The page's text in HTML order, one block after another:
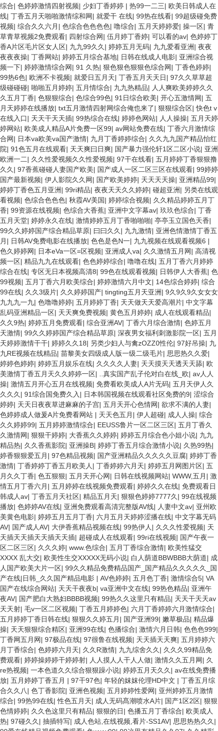
综合| 色婷婷激情四射视频| 少妇丁香婷婷 | 热99一二三| 欧美日韩成人在
线| 丁香五月天啪啪激情综和网| 就爱干 在线| 99热在线看| 99超级碰免费
视频| 综合久久六月 | 色综合色色色色| 噜综合| 五月天婷婷爱| 操一区| 青
草青草视频2免费观看| 四射综合网| 伍月婷丁香婷| 可以看的av| 色婷婷丁
香A片区毛片区女人区| 九九99久久 | 婷婷五月无码| 九九爱看亚洲| 夜夜
夜夜夜操| 丁香网站| 婷婷五月综合基地| 日韩在线成人电影| 亚洲综合视
频一下| 婷婷激情综合网| 91 久热| 狠色狠色狠狠色综合网| 丁香色婷婷|
99热6色| 欧洲不卡视频| 就爱日五月天| 丁香五月天天日| 97久久草草超
级碰碰碰| 啪啪五月婷婷| 五月情综合| 九九热精品| 人人爽欧美婷婷久久
久五月丁香| 色狠狠综合| 色综合99色| 91日综合欧美| 开心五激情网| 五
月天婷婷在线播放| txt五月激情四射网综合俺也来了| 狠狠综合区|快色t v
在线入口| 天天干天天插| 99热综合在线| 婷婷色网站| 人人操操| 五月天婷
婷网站| 欧美成人精品A片免费一区99| av网站免费在线| 丁香六月激情综
合网| 日本va欧美va国产激情| 九月丁香婷婷综合| 久久九九国产精品怡红
院| 91色五月在线观看| 天天爽曰日爽| 国产暴力强伦轩1区二区小说| 亚洲
欧洲一二| 久久性爱视频久久性爱视频| 97干在线看| 五月婷婷丁香狠狠撸
久久 | 97香蕉碰碰人妻国产欧美| 国产成人一区二区三区在线观看| 99婷婷
国产最新视频| 伊人影院久久网| 国产欧美婷婷| 天天天天操| 亚洲精品99|
婷婷丁香色五月亚洲| 99ri精品| 夜夜天天久久婷婷| 碰超亚洲| 另类在线观
看视频| 色综合色色色| 秋霞AV美国| 婷婷综合视频| 久久精品婷婷五月丁
香| 99资源在线视频| 色综合大香蕉| 亚洲中文字幕av| 玖玖色综合| 丁香
五月天堂| 婷婷永久在线| 激情婷婷五月丁香啪啪啪| 亭亭玉立国色天香|
99久久婷婷国产综合精品草原| 曰曰久久 | 九九激情| 亚洲色情激情丁香五
月 | 日韩AV免费电影在线播放| 色色是色N一| 九九视频在线观看视频6 |
色久婷婷网| 日本eVa一区=区视频| 亚洲成人va| 久久激情五月网| 高清视
频一区| 精品九九在线观看| 色色婷婷综合| 噜噜在线| 五月丁香六月婷婷
综合在线| 专区无日本视频高清8| 99色在线观看视频| 日韩伊人大香蕉| 色
99视频| 五月丁香六月欧美综合| 婷婷激情六月中文| 14色综合婷婷| 综合
99在线| 久久3级片| 久久婷婷国产| tingting五月天亚洲| 9久9久9久女女女
九九九一九| 色噜噜婷婷| 五月婷婷丁香| 天天做天天爱高潮片| 中文字幕
乱码亚洲精品一区| 天天爽免费视频| 黄色五月婷婷| 成人在线观看精品|
久久9热| 婷婷五月免费观看| 综合亚洲AV| 丁香六月综合激情| 色婷五月
天激情| 99久久婷婷国产综合精品草原| 深夜男女福利刺激影院一区| 五月
天婷婷激情干干| 婷婷久久18| 另类少妇人与禽zOZZ0性伦| 97好吊操| 九
九RE视频在线精品| 苗黎美女四级成人版一级二级毛片| 思思热久久爱|
婷婷色婷婷| 婷婷五月娱乐在线| 久久久久人妻| 天天摸天天透天天舔| 欧
美激情丁香五月天久久婷婷一区| ..真实国产乱子伦对白在线_欧| av人人
操| 激情五月开心五月在线视频| 免费看欧美成人A片无码| 五月天伊人久
久久久 | 91综合国免费久入 | 日本韩国视频在线观看社区免费的9| 涩综合
婷婷| 天天日夜夜草进麻麻的子宫| 五月天开心色情网| 欲求不满的人妻|
色婷婷成人做爰A片免费看网站 | 天天色五月 | 伊人超碰| 成人人操| 综合
久久婷婷99| 五月婷婷激情综合| EEUSS鲁片一区二区三区| 五月丁香久
久激情网| 狠狠干婷婷| 大香蕉久久婷婷| 婷婷五月综合色小姐小说| 九九
精品热| 久久香蕉影院| 亚洲操B| 婷婷丁香五月综合激情小说| 久热99热|
婷香狠狠爱五月 | 97色精品视频| 国产亚洲精品久久久久久豆腐| 婷婷丁香
激情| 丁香婷婷丁香五月欧美人 | 丁香婷婷六月天| 婷婷五月网图片区| 五
月久久丁香| 色五狠狠| 五月天开心网| 日韩在线视频网站| WWW,五月 | 激
情五月丁香六月 | 五月婷婷在线视频免费观看| 婷婷久久在线| 免费观看日
韩成人av| 丁香五月天社区| 精品五月天| 狠狠色婷婷7777久 | 99在线视频
播放| 色婷婷AV在线| 亚洲免费观看高清完整版AV线| 人妻中文av| 亚州欧
美黄色电影| 婷婷五月五月丁香| 六月五月天婷婷涩播在线| 中文字幕无码
AV| 国产成人AV| 大伊香蕉精品视频在线| 99热伊人 | 久久久性爱视频| 天
天插天天插天天插天天插| 超碰成人在线观看| 99ri在线视频| 国产午夜一
区二区三区| 久久久婷| www.色综合| 五月丁香综合激情| 欧美性猛交
XXXX 乱大交| 欧美性生交XXXXX无码小说| 白人荫道BBWBBB大荫道| 成
人国产欧美大片一区| 99久久精品免费精品国产_国产精品久久久久久_国
产在线|日韩_久久国产精品电影 | AV色婷婷| 五月色丁香| 激情综合5| VA
国产在线综合网站| 天天干夜夜b| va亚洲中文在线| 99热色精品| 亚洲午
夜AV| 国产肥白大熟妇BBBB视频| 99热久久这里只有精品| 天天干天天av
天天射| 毛v一区二区视频| 丁香五月婷婷色| 六月丁香婷婷六月激情综合|
五月婷婷丁香日韩在线| 狠狠久久婷五月 | 国产亚洲99| 嫩草极品| 精品爆
操| 天天狠狠综合精区| 亚洲99在线| 色播综合| 激情六月日韩| 色色色999|
丁香网五月网| 97极品在线| 97很鲁在线视频| 天天插天天爽| 五月婷婷六
月丁香综合| 色婷婷六月天| 久久R激情| 九九综舍久久 | 久久久99精品免
费观看| 婷婷操婷婷干婷婷射| 人人摸人人干人人做| 激情久久五月网| 久
re热视频| 一本色道久久综合狠狠躁小说| 婷婷五月天久久 | av在线免费播
放| 五月婷婷丁香五月 | 97干97色| 年轻的妺妺伦理HD中文 | 丁香五月综
合久久八| 色丁香影院| 亚洲色视频| 五月婷婷性爱网| 亚州婷婷五月激情
综合| 99热99在线|性色五月天| 成人无码髙潮喷水A片| 国产1区2区| 狠狠
色情婷婷| 久久色这里只有精品| 狠狠的日| 色播五月丁香综合| 欧美成人
热| 97碰久久 | 抽插特写| 成人色站,在线视频,看片-SS1AV| 思思热热久久 |